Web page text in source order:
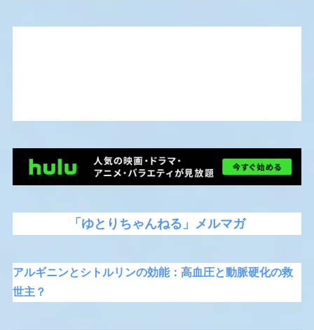
「ゆとりちゃんねる」メルマガ
アルギニンとシトルリンの効能：高血圧と動脈硬化の救
世主？